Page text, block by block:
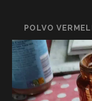
POLVO